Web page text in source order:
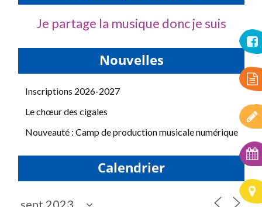
Je partage la musique donc je suis
Nouvelles
Inscriptions 2026-2027
Le chœur des cigales
Nouveauté : Camp de production musicale numérique
Calendrier